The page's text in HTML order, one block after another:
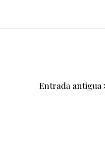
Entrada antigua